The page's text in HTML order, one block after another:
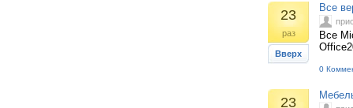
23
раз
Вверх
Все
Все
0
23